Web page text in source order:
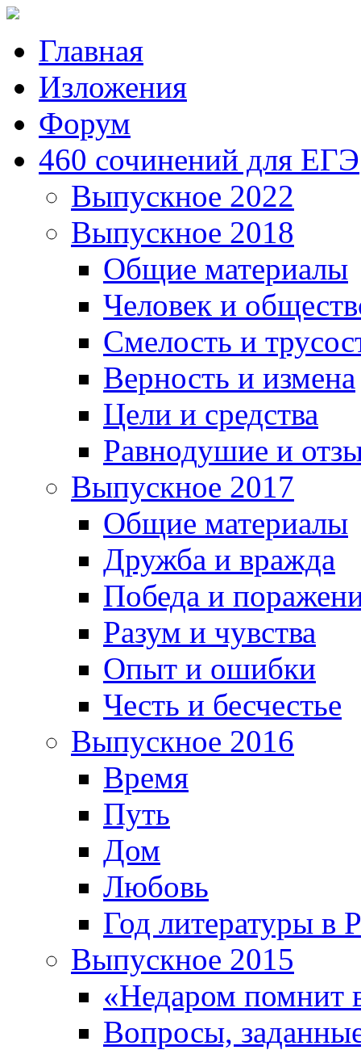
Главная
Изложения
Форум
460 сочинений для ЕГЭ
Выпускное 2022
Выпускное 2018
Общие материалы
Человек и
Смелость и
Верность и измена
Цели и средства
Равнодушие и
Выпускное 2017
Общие материалы
Дружба и вражда
Победа и
Разум и чувства
Опыт и ошибки
Честь и бесчестье
Выпускное 2016
Время
Путь
Дом
Любовь
Год литературы в
Выпускное 2015
«Недаром помнит
Вопросы,